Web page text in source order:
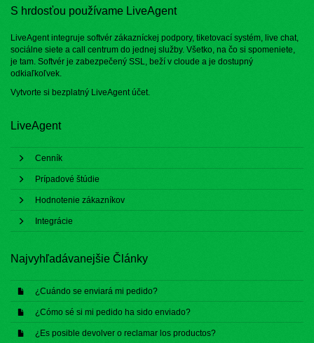
S hrdosťou používame LiveAgent
LiveAgent integruje softvér zákazníckej podpory, tiketovací systém, live chat,
sociálne siete a call centrum do jednej služby. Všetko, na čo si spomeniete,
je tam. Softvér je zabezpečený SSL, beží v cloude a je dostupný
odkiaľkoľvek.
Vytvorte si bezplatný LiveAgent účet.
LiveAgent
Cenník
Prípadové štúdie
Hodnotenie zákazníkov
Integrácie
Najvyhľadávanejšie Články
¿Cuándo se enviará mi pedido?
¿Cómo sé si mi pedido ha sido enviado?
¿Es posible devolver o reclamar los productos?